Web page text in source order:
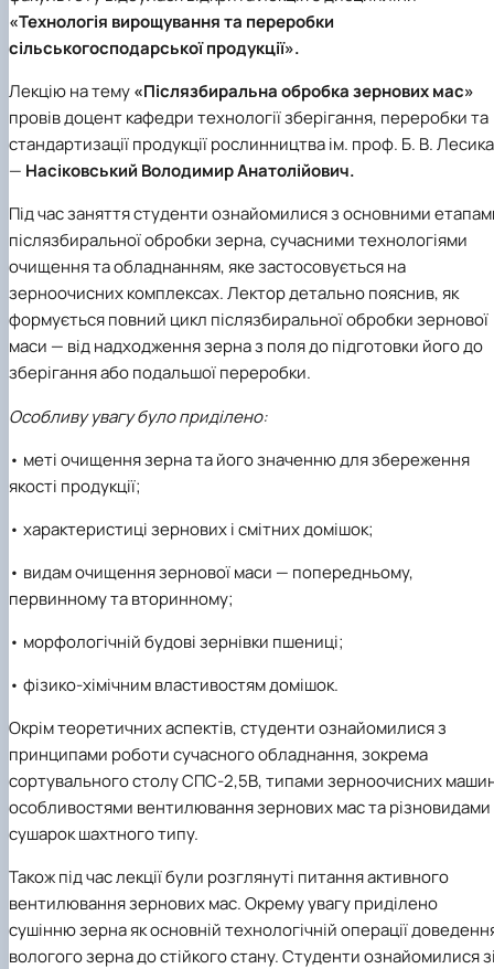
практики
«Технологія вирощування та переробки
сільськогосподарської продукції».
Лекцію на тему«Післязбиральна обробка зернових мас»
провів доцент кафедри технології зберігання, переробки та
стандартизації продукції рослинництва ім. проф. Б. В. Лесика
— Насіковський Володимир Анатолійович.
Під час заняття студенти ознайомилися з основними
післязбиральної обробки зерна, сучасними технологіями
очищення та обладнанням, яке застосовується на
зерноочисних комплексах. Лектор детально пояснив, як
формується повний цикл післязбиральної обробки зернової
маси — від надходження зерна з поля до підготовки його до
зберігання або подальшої переробки.
Особливу увагу було приділено:
• меті очищення зерна та його значенню для збереження
якості продукції;
• характеристиці зернових і смітних домішок;
• видам очищення зернової маси — попередньому,
первинному та вторинному;
• морфологічній будові зернівки пшениці;
• фізико-хімічним властивостям домішок.
Окрім теоретичних аспектів, студенти ознайомилися з
принципами роботи сучасного обладнання, зокрема
сортувального столу СПС-2,5В, типами зерноочисних
особливостями вентилювання зернових мас та різновидами
сушарок шахтного типу.
Також під час лекції були розглянуті питання активного
вентилювання зернових мас. Окрему увагу приділено
сушінню зерна як основній технологічній операції
вологого зерна до стійкого стану. Студенти ознайомилися